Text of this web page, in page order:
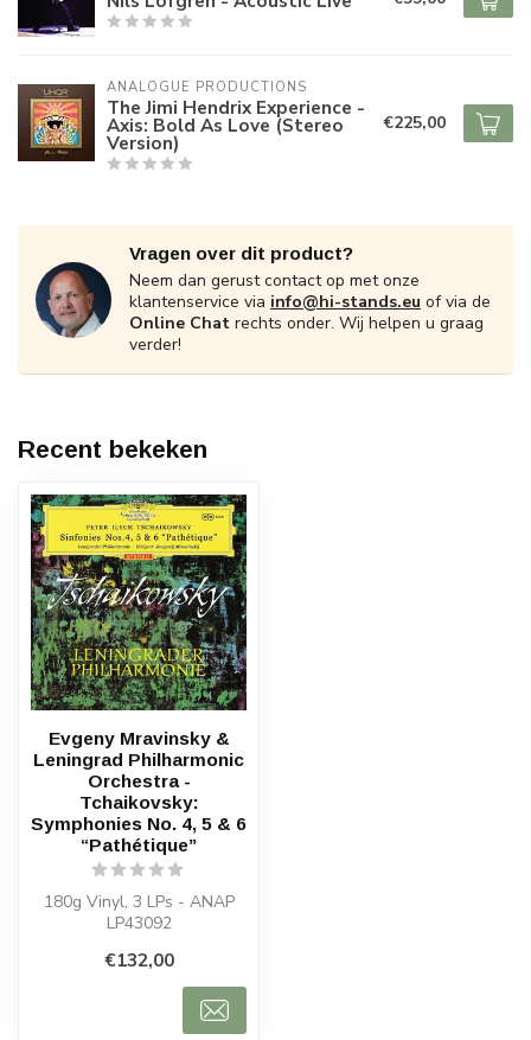
ANALOGUE PRODUCTIONS
The Jimi Hendrix Experience -
Axis: Bold As Love (Stereo
Version)
€225,00
Vragen over dit product?
Neem dan gerust contact op met onze
klantenservice via info@hi-stands.eu of via de
Online Chat rechts onder. Wij helpen u graag
verder!
Recent bekeken
Evgeny Mravinsky &
Leningrad Philharmonic
Orchestra -
Tchaikovsky:
Symphonies No. 4, 5 & 6
“Pathétique”
180g Vinyl, 3 LPs - ANAP
LP43092
€132,00